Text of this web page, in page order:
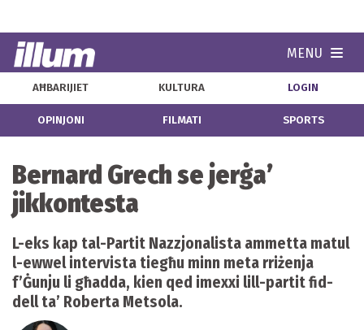
MENU
AĦBARIJIET KULTURA LOGIN
OPINJONI FILMATI SPORTS
Bernard Grech se jerġa’
jikkontesta
L-eks kap tal-Partit Nazzjonalista ammetta matul
l-ewwel intervista tiegħu minn meta rriżenja
f’Ġunju li għadda, kien qed imexxi lill-partit fid-
dell ta’ Roberta Metsola.